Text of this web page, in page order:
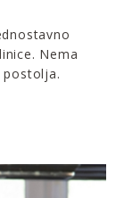
Nema
postolja.